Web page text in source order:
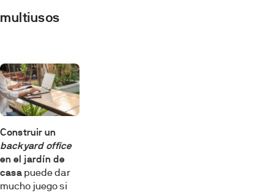
multiusos
Construir un
backyard office
en el jardín de
casa puede dar
mucho juego si